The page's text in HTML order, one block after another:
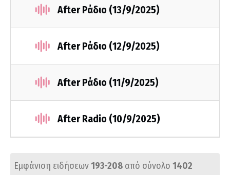
After Ράδιο (13/9/2025)
After Ράδιο (12/9/2025)
After Ράδιο (11/9/2025)
After Radio (10/9/2025)
Εμφάνιση ειδήσεων193-208 από σύνολο 1402